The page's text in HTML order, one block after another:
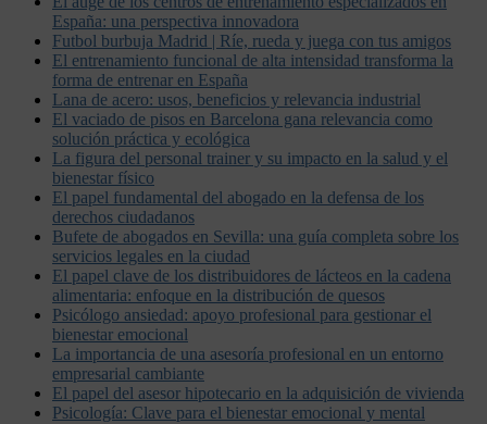
España: una perspectiva innovadora
Futbol burbuja Madrid | Ríe, rueda y juega con tus amigos
El entrenamiento funcional de alta intensidad transforma la
forma de entrenar en España
Lana de acero: usos, beneficios y relevancia industrial
El vaciado de pisos en Barcelona gana relevancia como
solución práctica y ecológica
La figura del personal trainer y su impacto en la salud y el
bienestar físico
El papel fundamental del abogado en la defensa de los
derechos ciudadanos
Bufete de abogados en Sevilla: una guía completa sobre los
servicios legales en la ciudad
El papel clave de los distribuidores de lácteos en la cadena
alimentaria: enfoque en la distribución de quesos
Psicólogo ansiedad: apoyo profesional para gestionar el
bienestar emocional
La importancia de una asesoría profesional en un entorno
empresarial cambiante
El papel del asesor hipotecario en la adquisición de vivienda
Psicología: Clave para el bienestar emocional y mental